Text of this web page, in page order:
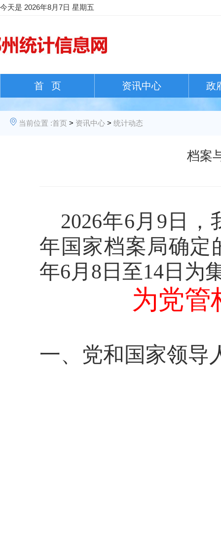
今天是 2026年8月7日 星期五
首 页 资讯中心 政
当前位置 :首页 > 资讯中心 > 统计动态
档案
2026年6月9日
年国家档案局确定
年6月8日至14日为
为党管
一、 党和国家领导